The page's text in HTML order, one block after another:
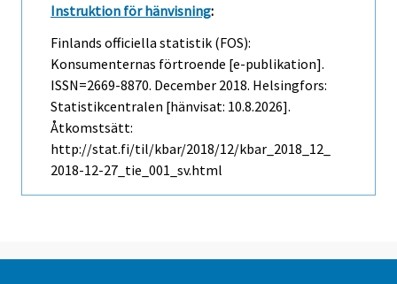
Instruktion för hänvisning:
Finlands officiella statistik (FOS):
Konsumenternas förtroende [e-publikation].
ISSN=2669-8870. December 2018. Helsingfors:
Statistikcentralen [hänvisat: 10.8.2026].
Åtkomstsätt:
http://stat.fi/til/kbar/2018/12/kbar_2018_12_
2018-12-27_tie_001_sv.html